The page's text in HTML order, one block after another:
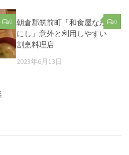
0 0
朝倉郡筑前町「和食屋なか
にし」意外と利用しやすい
割烹料理店
2023年6月13日